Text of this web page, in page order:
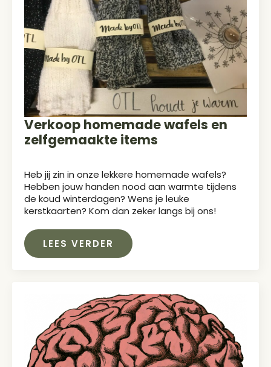
Verkoop homemade wafels en
zelfgemaakte items
Heb jij zin in onze lekkere homemade wafels?
Hebben jouw handen nood aan warmte tijdens
de koud winterdagen? Wens je leuke
kerstkaarten? Kom dan zeker langs bij ons!
LEES VERDER